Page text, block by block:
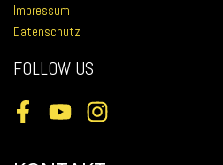
Impressum
Datenschutz
FOLLOW US
FacebookYoutubeInstagram